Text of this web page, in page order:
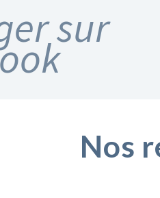
sur
Nos